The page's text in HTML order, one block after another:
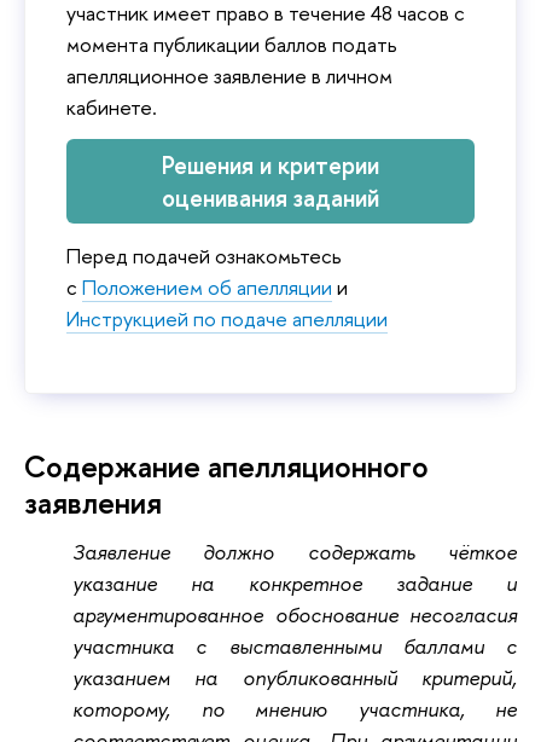
участник имеет право в течение 48 часов с
момента публикации баллов подать
апелляционное заявление в личном
кабинете.
Решения и критерии
оценивания заданий
Перед подачей ознакомьтесь
с Положением об апелляции и
Инструкцией по подаче апелляции
Содержание апелляционного
заявления
Заявление должно содержать чёткое
указание на конкретное задание и
аргументированное обоснование несогласия
участника с выставленными баллами с
указанием на опубликованный критерий,
которому, по мнению участника, не